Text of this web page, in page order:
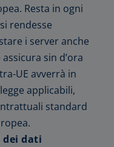
Resta in ogni
rendesse
i server anche
sin d’ora
UE avverrà in
applicabili,
standard
dei dati